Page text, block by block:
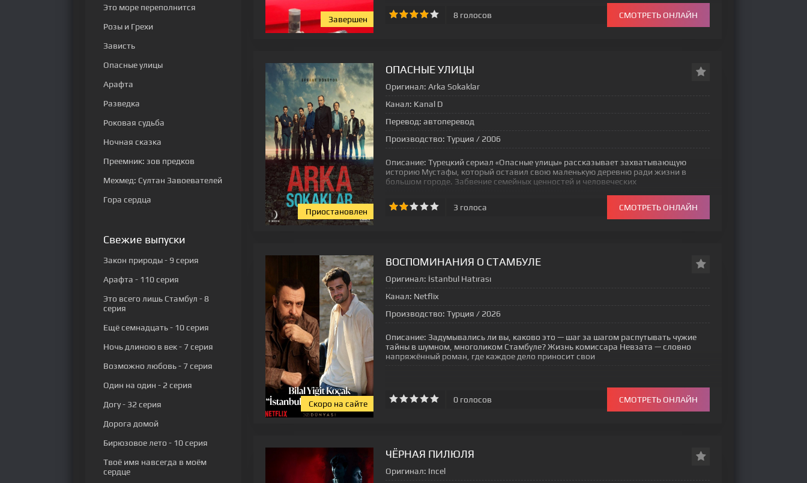
Завершен 8 голосов СМОТРЕТЬ ОНЛАЙН
Приостановлен
ОПАСНЫЕ УЛИЦЫ
Оригинал: Arka Sokaklar
Канал: Kanal D
Перевод: автоперевод
Производство: Турция / 2006
Описание: Турецкий сериал «Опасные улицы» рассказывает захватывающую
историю Мустафы, который оставил свою маленькую деревню ради жизни в
большом городе. Забвение семейных ценностей и человеческих
3 голоса СМОТРЕТЬ ОНЛАЙН
Скоро на сайте
ВОСПОМИНАНИЯ О СТАМБУЛЕ
Оригинал: İstanbul Hatırası
Канал: Netflix
Производство: Турция / 2026
Описание: Задумывались ли вы, каково это — шаг за шагом распутывать чужие
тайны в шумном, многоликом Стамбуле? Жизнь комиссара Невзата — словно
напряжённый роман, где каждое дело приносит свои
0 голосов СМОТРЕТЬ ОНЛАЙН
ЧЁРНАЯ ПИЛЮЛЯ
Оригинал: Incel
Это море переполнится
Розы и Грехи
Зависть
Опасные улицы
Арафта
Разведка
Роковая судьба
Ночная сказка
Преемник: зов предков
Мехмед: Султан Завоевателей
Гора сердца
Свежие выпуски
Закон природы- 9 серия
Арафта - 110 серия
Это всего лишь Стамбул - 8
серия
Ещё семнадцать- 10 серия
Ночь длиною в век- 7 серия
Возможно любовь- 7 серия
Один на один - 2 серия
Догу- 32 серия
Дорога домой
Бирюзовое лето - 10 серия
Твоё имя навсегда в моём
сердце